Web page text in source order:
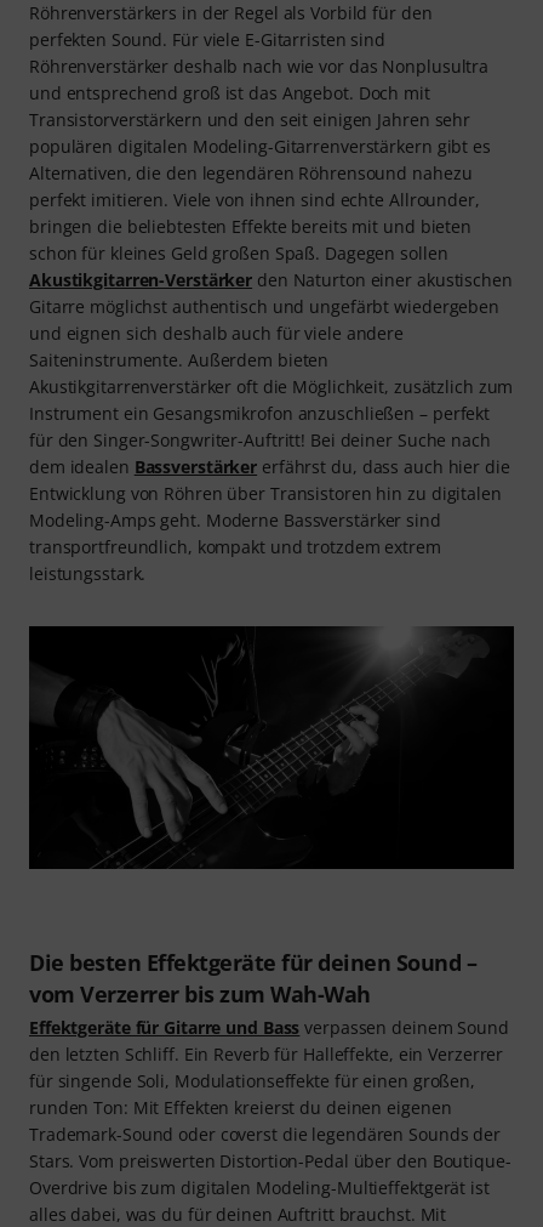
Röhrenverstärkers in der Regel als Vorbild für den
perfekten Sound. Für viele E-Gitarristen sind
Röhrenverstärker deshalb nach wie vor das Nonplusultra
und entsprechend groß ist das Angebot. Doch mit
Transistorverstärkern und den seit einigen Jahren sehr
populären digitalen Modeling-Gitarrenverstärkern gibt es
Alternativen, die den legendären Röhrensound nahezu
perfekt imitieren. Viele von ihnen sind echte Allrounder,
bringen die beliebtesten Effekte bereits mit und bieten
schon für kleines Geld großen Spaß. Dagegen sollen
Akustikgitarren-Verstärker den Naturton einer akustischen
Gitarre möglichst authentisch und ungefärbt wiedergeben
und eignen sich deshalb auch für viele andere
Saiteninstrumente. Außerdem bieten
Akustikgitarrenverstärker oft die Möglichkeit, zusätzlich zum
Instrument ein Gesangsmikrofon anzuschließen – perfekt
für den Singer-Songwriter-Auftritt! Bei deiner Suche nach
dem idealen Bassverstärker erfährst du, dass auch hier die
Entwicklung von Röhren über Transistoren hin zu digitalen
Modeling-Amps geht. Moderne Bassverstärker sind
transportfreundlich, kompakt und trotzdem extrem
leistungsstark.
Die besten Effektgeräte für deinen Sound –
vom Verzerrer bis zum Wah-Wah
Effektgeräte für Gitarre und Bass verpassen deinem Sound
den letzten Schliff. Ein Reverb für Halleffekte, ein Verzerrer
für singende Soli, Modulationseffekte für einen großen,
runden Ton: Mit Effekten kreierst du deinen eigenen
Trademark-Sound oder coverst die legendären Sounds der
Stars. Vom preiswerten Distortion-Pedal über den Boutique-
Overdrive bis zum digitalen Modeling-Multieffektgerät ist
alles dabei, was du für deinen Auftritt brauchst. Mit